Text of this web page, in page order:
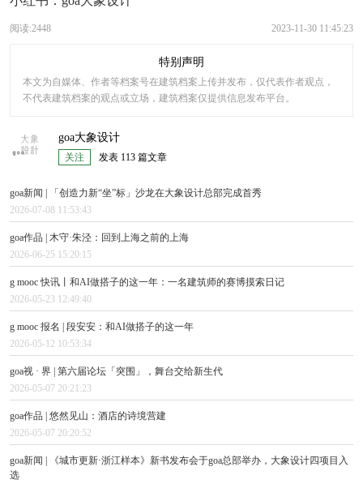
阅读:2448 2023-11-30 11:45:23
特别声明
本文为自媒体、作者等档案号在建筑档案上传并发布，仅代表作者观点，
不代表建筑档案的观点或立场，建筑档案仅提供信息发布平台。
goa大象设计
关注 发表 113 篇文章
goa新闻 | 「创造力新“坐”标」沙龙在大象设计总部完成首秀
2026-07-08 11:53:43
goa作品 | 木守·朱泾：回到上海之前的上海
2026-06-25 15:20:15
g mooc 快讯丨和AI做搭子的这一年：一名建筑师的赛博摸索日记
2026-05-23 12:49:40
g mooc 报名 | 段安安：和AI做搭子的这一年
2026-05-12 10:53:34
goa视 · 界 | 第六届论坛「突围」，舞台交给新生代
2026-05-07 20:21:23
goa作品 | 悠然见山：酒店的诗境营建
2026-05-07 20:20:52
goa新闻 | 《城市更新·浙江样本》新书发布会于goa总部举办，大象设计四项目入
选